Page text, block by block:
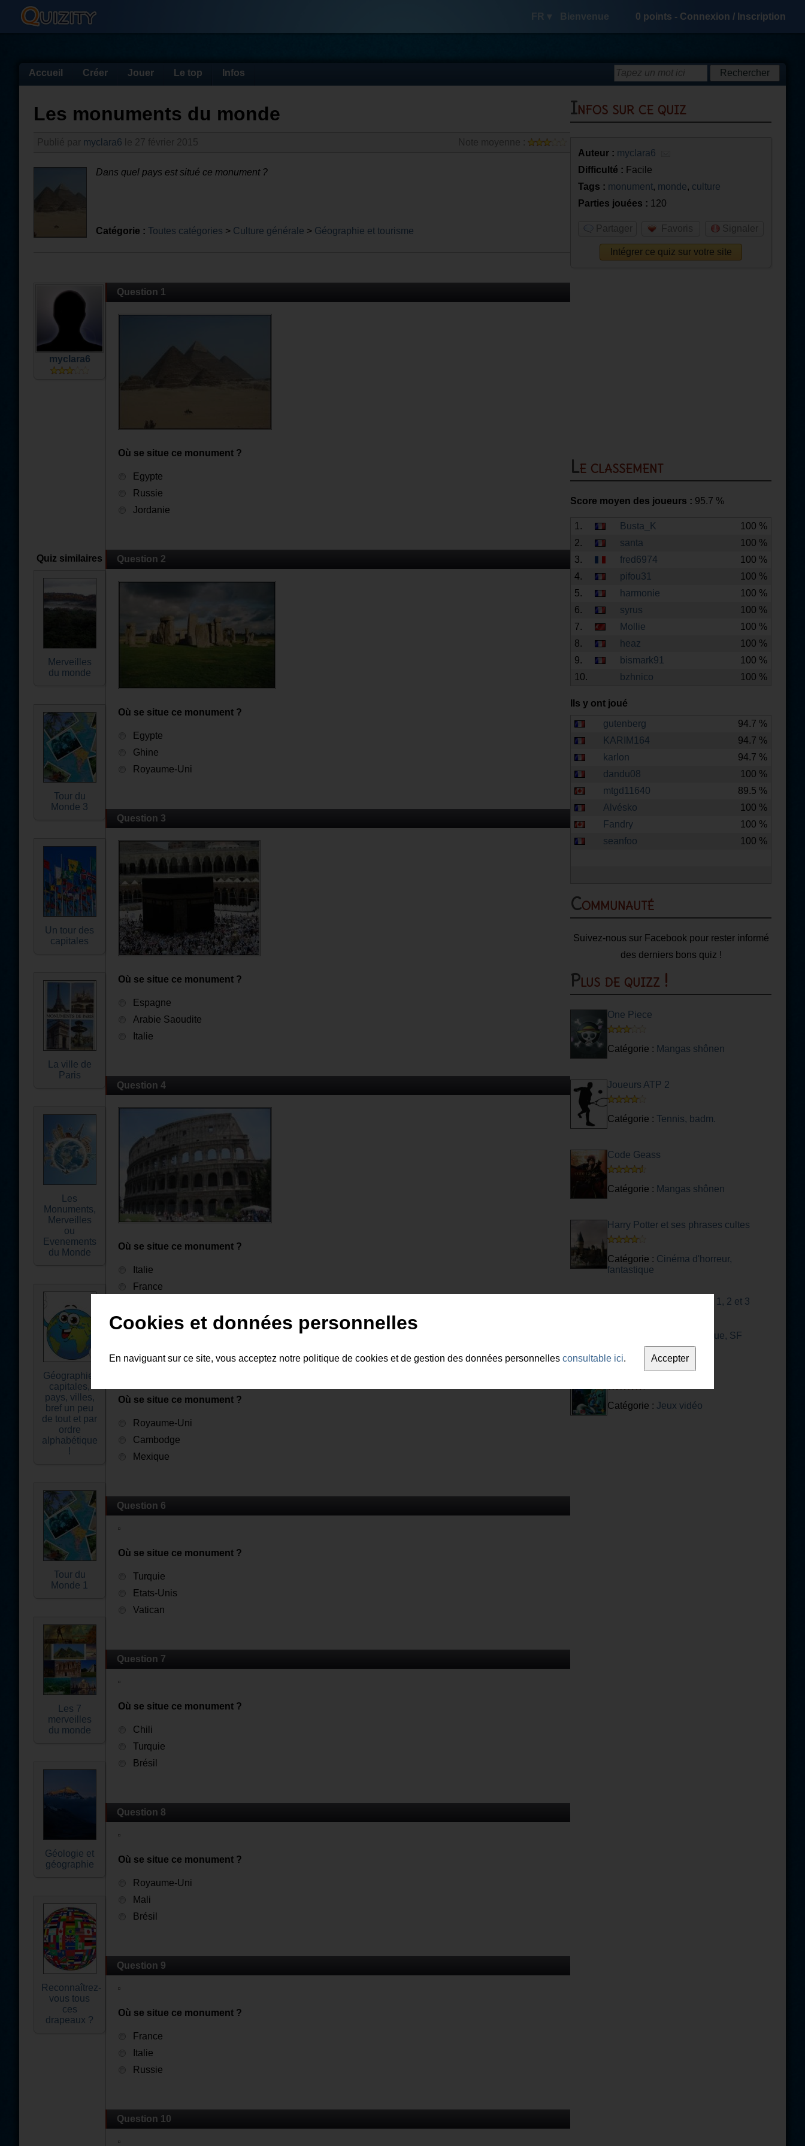
FR ▾ Bienvenue 0 points - Connexion / Inscription
Accueil Créer Jouer Le top Infos
Les monuments du monde
myclara6
Dans quel pays est situé ce monument ?
Catégorie : Toutes catégories > Culture générale > Géographie et tourisme
myclara6
Quiz similaires
Merveilles
du monde
Tour du
Monde 3
Un tour des
capitales
La ville de
Paris
Les
Monuments,
Merveilles
ou
Evenements
du Monde
Géographie,
capitales,
pays, villes,
bref un peu
de tout et par
ordre
alphabétique
!
Tour du
Monde 1
Les 7
merveilles
du monde
Géologie et
géographie
Reconnaîtrez-
vous tous
ces
drapeaux ?
Question 1
Où se situe ce monument ?
Egypte
Russie
Jordanie
Question 2
Où se situe ce monument ?
Egypte
Ghine
Royaume-Uni
Question 3
Où se situe ce monument ?
Espagne
Arabie Saoudite
Italie
Question 4
Où se situe ce monument ?
Italie
France
Question 5
Où se situe ce monument ?
Royaume-Uni
Cambodge
Mexique
Question 6
Où se situe ce monument ?
Turquie
Etats-Unis
Vatican
Question 7
Où se situe ce monument ?
Chili
Turquie
Brésil
Question 8
Où se situe ce monument ?
Royaume-Uni
Mali
Brésil
Question 9
Où se situe ce monument ?
France
Italie
Russie
Question 10
Infos sur ce quiz
Auteur : myclara6
Difficulté : Facile
Tags : monument, monde, culture
Parties jouées : 120
Partager Favoris Signaler
Intégrer ce quiz sur votre site
Le classement
Score moyen des joueurs : 95.7 %
1. Busta_K
100 %
2.
santa
100 %
3.
fred6974
100 %
4.
pifou31
100 %
5.
harmonie
100 %
6.
syrus
100 %
7.
Mollie
100 %
8.
heaz
100 %
9.
bismark91
100 %
10.
bzhnico 100 %
Ils y ont joué
gutenberg
94.7 %
KARIM164
94.7 %
karlon
94.7 %
dandu08
100 %
mtgd11640
89.5 %
Alvésko
100 %
Fandry
100 %
seanfoo
100 %
Communauté
Suivez-nous sur Facebook pour rester informé
des derniers bons quiz !
Plus de quizz !
One Piece
Catégorie : Mangas shônen
Joueurs ATP 2
Catégorie : Tennis, badm.
Code Geass
Catégorie : Mangas shônen
Harry Potter et ses phrases cultes
Catégorie : Cinéma d'horreur,
fantastique
Les Légendaires : Tomes 1, 2 et 3
BD - fantastique, SF
Catégorie : Jeux vidéo
Cookies et données personnelles
En naviguant sur ce site, vous acceptez notre politique de cookies et de gestion des données personnelles consultable ici.